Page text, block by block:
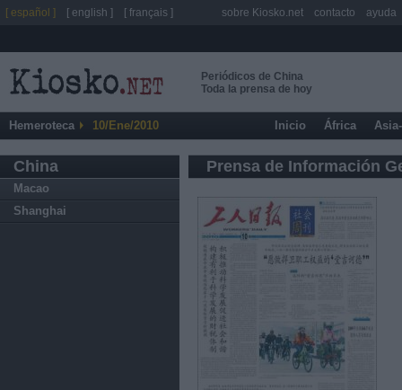
Periódicos de China
Toda la prensa de hoy
Hemeroteca 10/Ene/2010 Inicio África
China
Macao
Shanghai
Prensa de Información
[ español ] [ english ] [ français ] sobre Kiosko.net contacto ayuda